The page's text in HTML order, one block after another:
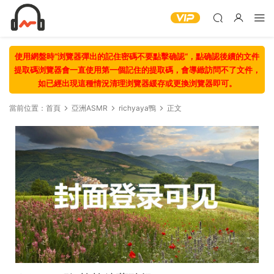
使用網盤時“浏覽器彈出的記住密碼不要點擊确認“，點确認後續的文件
提取碼浏覽器會一直使用第一個記住的提取碼，會導緻訪問不了文件，
如已經出現這種情況清理浏覽器緩存或更換浏覽器即可。
當前位置： 首頁 亞洲ASMR richyaya鴨 正文